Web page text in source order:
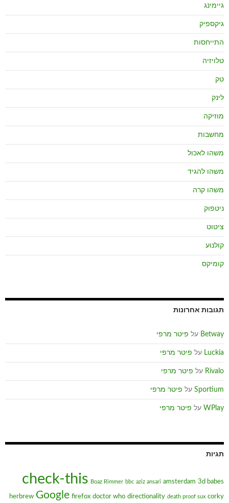
גיימינג
גיקספיק
התייחסות
טלויזיה
טק
לינק
מוזיקה
מחשבות
משהו לאכול
משהו להגיד
משהו קרה
ניטפוק
ציטוט
קולנוע
קומיקס
תגובות אחרונות
Betway על פיטר מרפי
Luckia על פיטר מרפי
Rivalo על פיטר מרפי
Sportium על פיטר מרפי
WPlay על פיטר מרפי
תגיות
3d babes
amsterdam
aziz ansari
bbc
Boaz Rimmer
check-this
corky
death proof sux
directionality
doctor who
firefox
Google
herbrew